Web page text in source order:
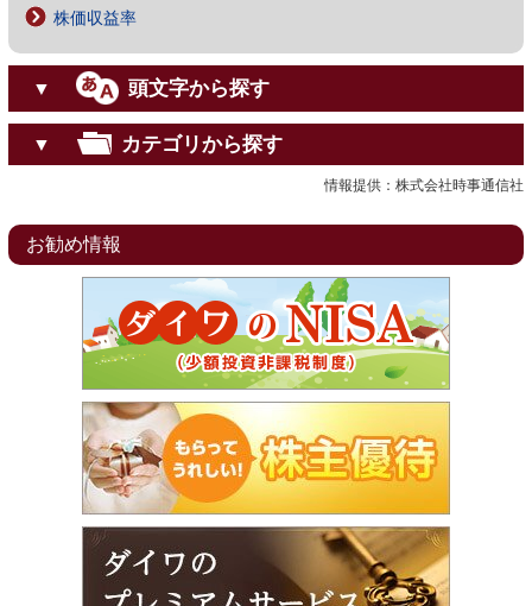
株価収益率
▼ 頭文字から探す
▼ カテゴリから探す
情報提供：株式会社時事通信社
お勧め情報